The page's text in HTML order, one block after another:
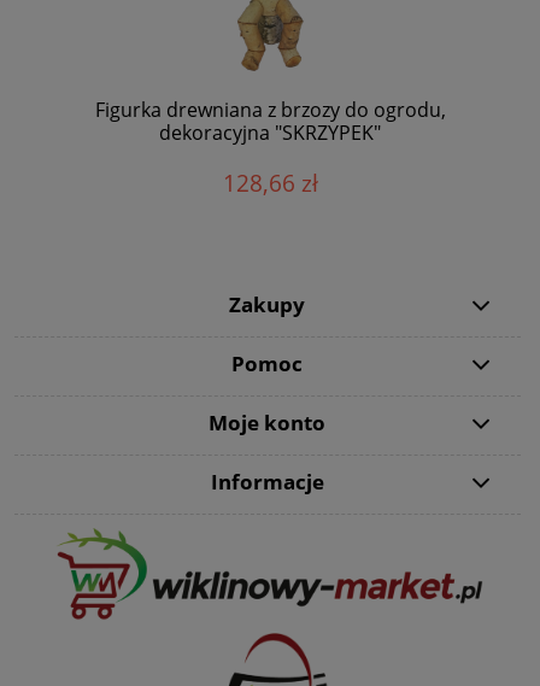
Figurka drewniana z brzozy do ogrodu,
dekoracyjna "SKRZYPEK"
128,66 zł
Zakupy
Pomoc
Moje konto
Informacje